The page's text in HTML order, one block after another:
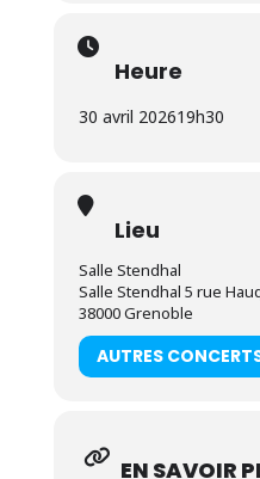
Heure
30 avril 202619h30
Lieu
Salle Stendhal
Salle Stendhal 5 rue
38000 Grenoble
AUTRES
EN SAVOIR